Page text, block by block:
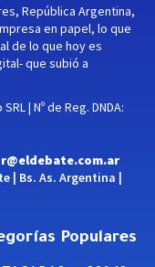
República Argentina,
en papel, lo que
de lo que hoy es
que subió a
| Nº de Reg. DNDA:
| Bs. As. Argentina |
Populares